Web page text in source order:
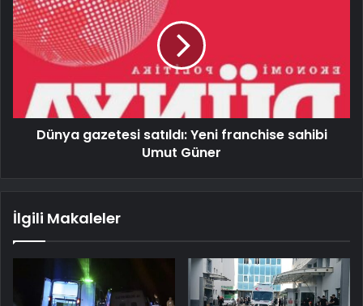
Dünya gazetesi satıldı: Yeni franchise sahibi
Umut Güner
İlgili Makaleler